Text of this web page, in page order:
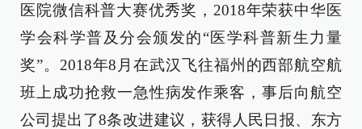
医院微信科普大赛优秀奖，2018年荣获中华医
学会科学普及分会颁发的“医学科普新生力量
奖”。2018年8月在武汉飞往福州的西部航空航
班上成功抢救一急性病发作乘客，事后向航空
公司提出了8条改进建议，获得人民日报、东方